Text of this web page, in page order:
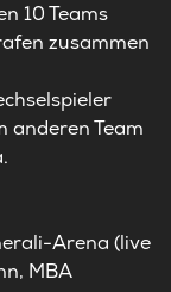
10 Teams
zusammen
anderen Team
Arena (live
MBA